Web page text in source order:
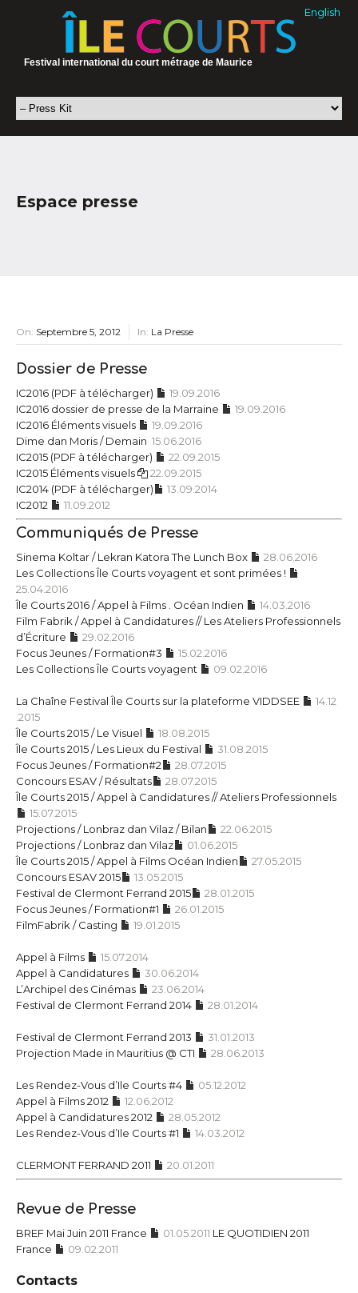
English
Festival international du court métrage de Maurice
Espace presse
On: Septembre 5, 2012 In: La Presse
Dossier de Presse
IC2016 (PDF à télécharger)
19.09.2016
IC2016 dossier de presse de la Marraine
19.09.2016
IC2016 Éléments visuels
19.09.2016
Dime dan Moris / Demain 15.06.2016
IC2015 (PDF à télécharger)
22.09.2015
IC2015 Éléments visuels
22.09.2015
IC2014 (PDF à télécharger)
13.09.2014
IC2012
11.09.2012
Communiqués de Presse
Sinema Koltar / Lekran Katora The Lunch Box
28.06.2016
Les Collections Île Courts voyagent et sont primées !
25.04.2016
Île Courts 2016 / ​A​ppel à Films . Océan Indien
14.03.2016
Film Fabrik / Appel à Candidatures // Les Ateliers Professionnels
d’Écriture
​29.0​2​.2016
​Focus Jeunes / Formation#​3
15​.0​2​.2016
Les Collections Île Courts voyagent
09.02.2016
La Chaîne Festival Île Courts sur la plateforme VIDDSEE
14​.1​2​
.2015
​Île Courts 2015 / Le Visuel
18.08.2015
​Île Courts 2015 / Les Lieux du Festival
31.08.2015
Focus Jeunes / Formation#​2​
2​8​.0​7​.2015
​Concours ESAV / Résultats​
2​8​.0​7​.2015
​Île Courts 2015 / Appel à Candidatures // Ateliers Professionnels
​15​.0​7​.2015
Projections / Lonbraz dan Vilaz / Bilan
​22.0​6​.2015
Projections / Lonbraz dan Vilaz
​01.0​6​.2015
Île Courts 2015 / Appel à Films Océan Indien
27.05.2015
Concours ESAV 2015
13.05.2015
Festival de Clermont Ferrand 2015
28.01.2015
Focus Jeunes / Formation#1
26.01.2015
FilmFabrik / Casting
19.01.2015
Appel à Films
15.07.2014
Appel à Candidatures
30.06.2014
L’Archipel des Cinémas
23.06.2014
Festival de Clermont Ferrand 2014
28.01.2014
Festival de Clermont Ferrand 2013
31.01.2013
Projection Made in Mauritius @ CTI
28.06.2013
Les Rendez-Vous d’Ile Courts #4
05.12.2012
Appel à Films 2012
12.06.2012
Appel à Candidatures 2012
28.05.2012
Les Rendez-Vous d’Ile Courts #1
14.03.2012
CLERMONT FERRAND 2011 20.01.2011
Revue de Presse
BREF Mai Juin 2011 France 01.05.2011 LE QUOTIDIEN 2011
France
09.02.2011
Contacts